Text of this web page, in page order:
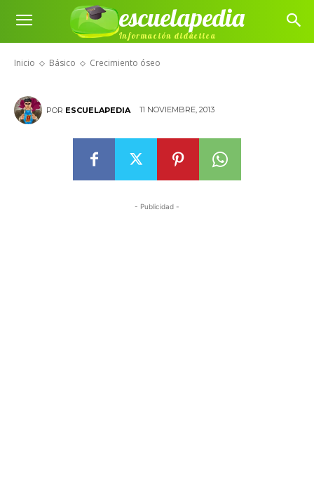
escuelapedia
Información didáctica
Inicio Básico Crecimiento óseo
Crecimiento óseo
POR ESCUELAPEDIA 11 NOVIEMBRE, 2013
- Publicidad -